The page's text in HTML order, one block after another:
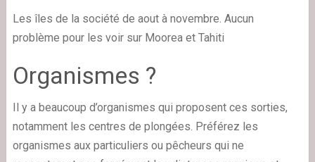
Les îles de la société de aout à novembre. Aucun
problème pour les voir sur Moorea et Tahiti
Organismes ?
Il y a beaucoup d’organismes qui proposent ces sorties,
notamment les centres de plongées. Préférez les
organismes aux particuliers ou pêcheurs qui ne